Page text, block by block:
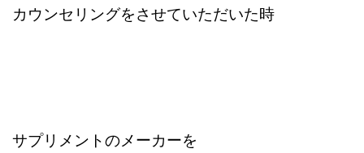
カウンセリングをさせていただいた時
サプリメントのメーカーを